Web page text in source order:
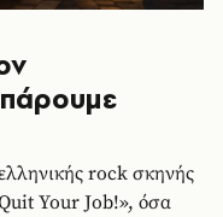
rock σκηνής
Your Job!», όσα